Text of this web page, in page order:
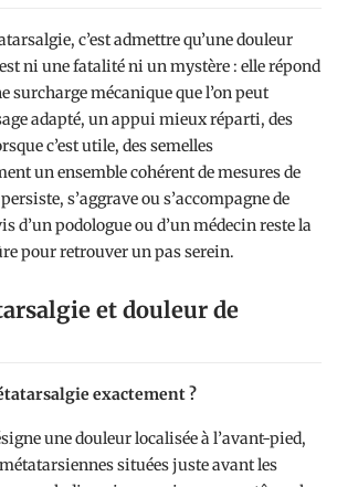
c’est admettre qu’une douleur
ni une fatalité ni un mystère : elle répond
surcharge mécanique que l’on peut
adapté, un appui mieux réparti, des
c’est utile, des semelles
un ensemble cohérent de mesures de
s’aggrave ou s’accompagne de
d’un podologue ou d’un médecin reste la
pour retrouver un pas serein.
et douleur de
exactement ?
une douleur localisée à l’avant-pied,
situées juste avant les